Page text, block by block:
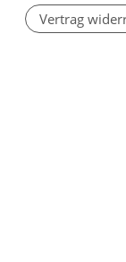
Vertrag